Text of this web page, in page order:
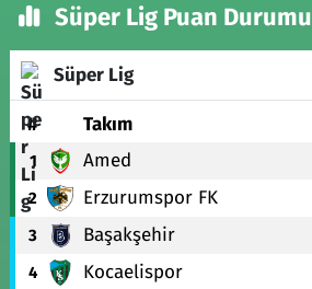
Süper Lig Puan Durumu
Süper Lig
# Takım
1 Amed
2 Erzurumspor FK
3 Başakşehir
4 Kocaelispor